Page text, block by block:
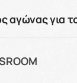
αγώνας για